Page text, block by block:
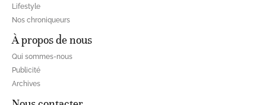
Lifestyle
Nos chroniqueurs
À propos de nous
Qui sommes-nous
Publicité
Archives